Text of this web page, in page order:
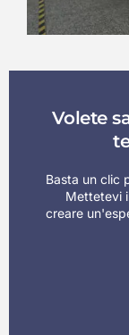
Volete
Basta un clic
Mettetevi
creare